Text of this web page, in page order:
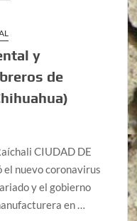
y
de
CIUDAD DE
el nuevo coronavirus
y el gobierno
en …